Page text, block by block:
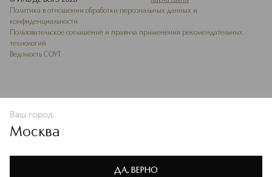
Политике конфиденциальности
В КОРЗИНУ
Политика в отношении обработки персональных данных и
конфиденциальности
Пользовательское соглашение и правила применения рекомендательных
технологий
Ведомость СОУТ
Ваш город
Москва
ДА, ВЕРНО